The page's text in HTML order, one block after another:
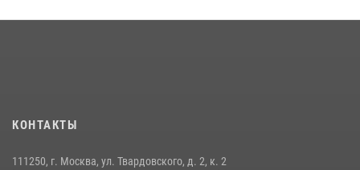
Центр профессиональной подготовки сотрудников
матче в Москве обеспечила Росгвардия (видео)
КОНТАКТЫ
111250, г. Москва, ул. Твардовского, д. 2, к. 2